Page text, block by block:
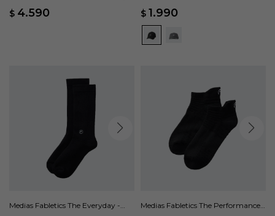
$ 4.590 $ 1.990
Medias Fabletics The Everyday -
Medias Fabletics The Performance -